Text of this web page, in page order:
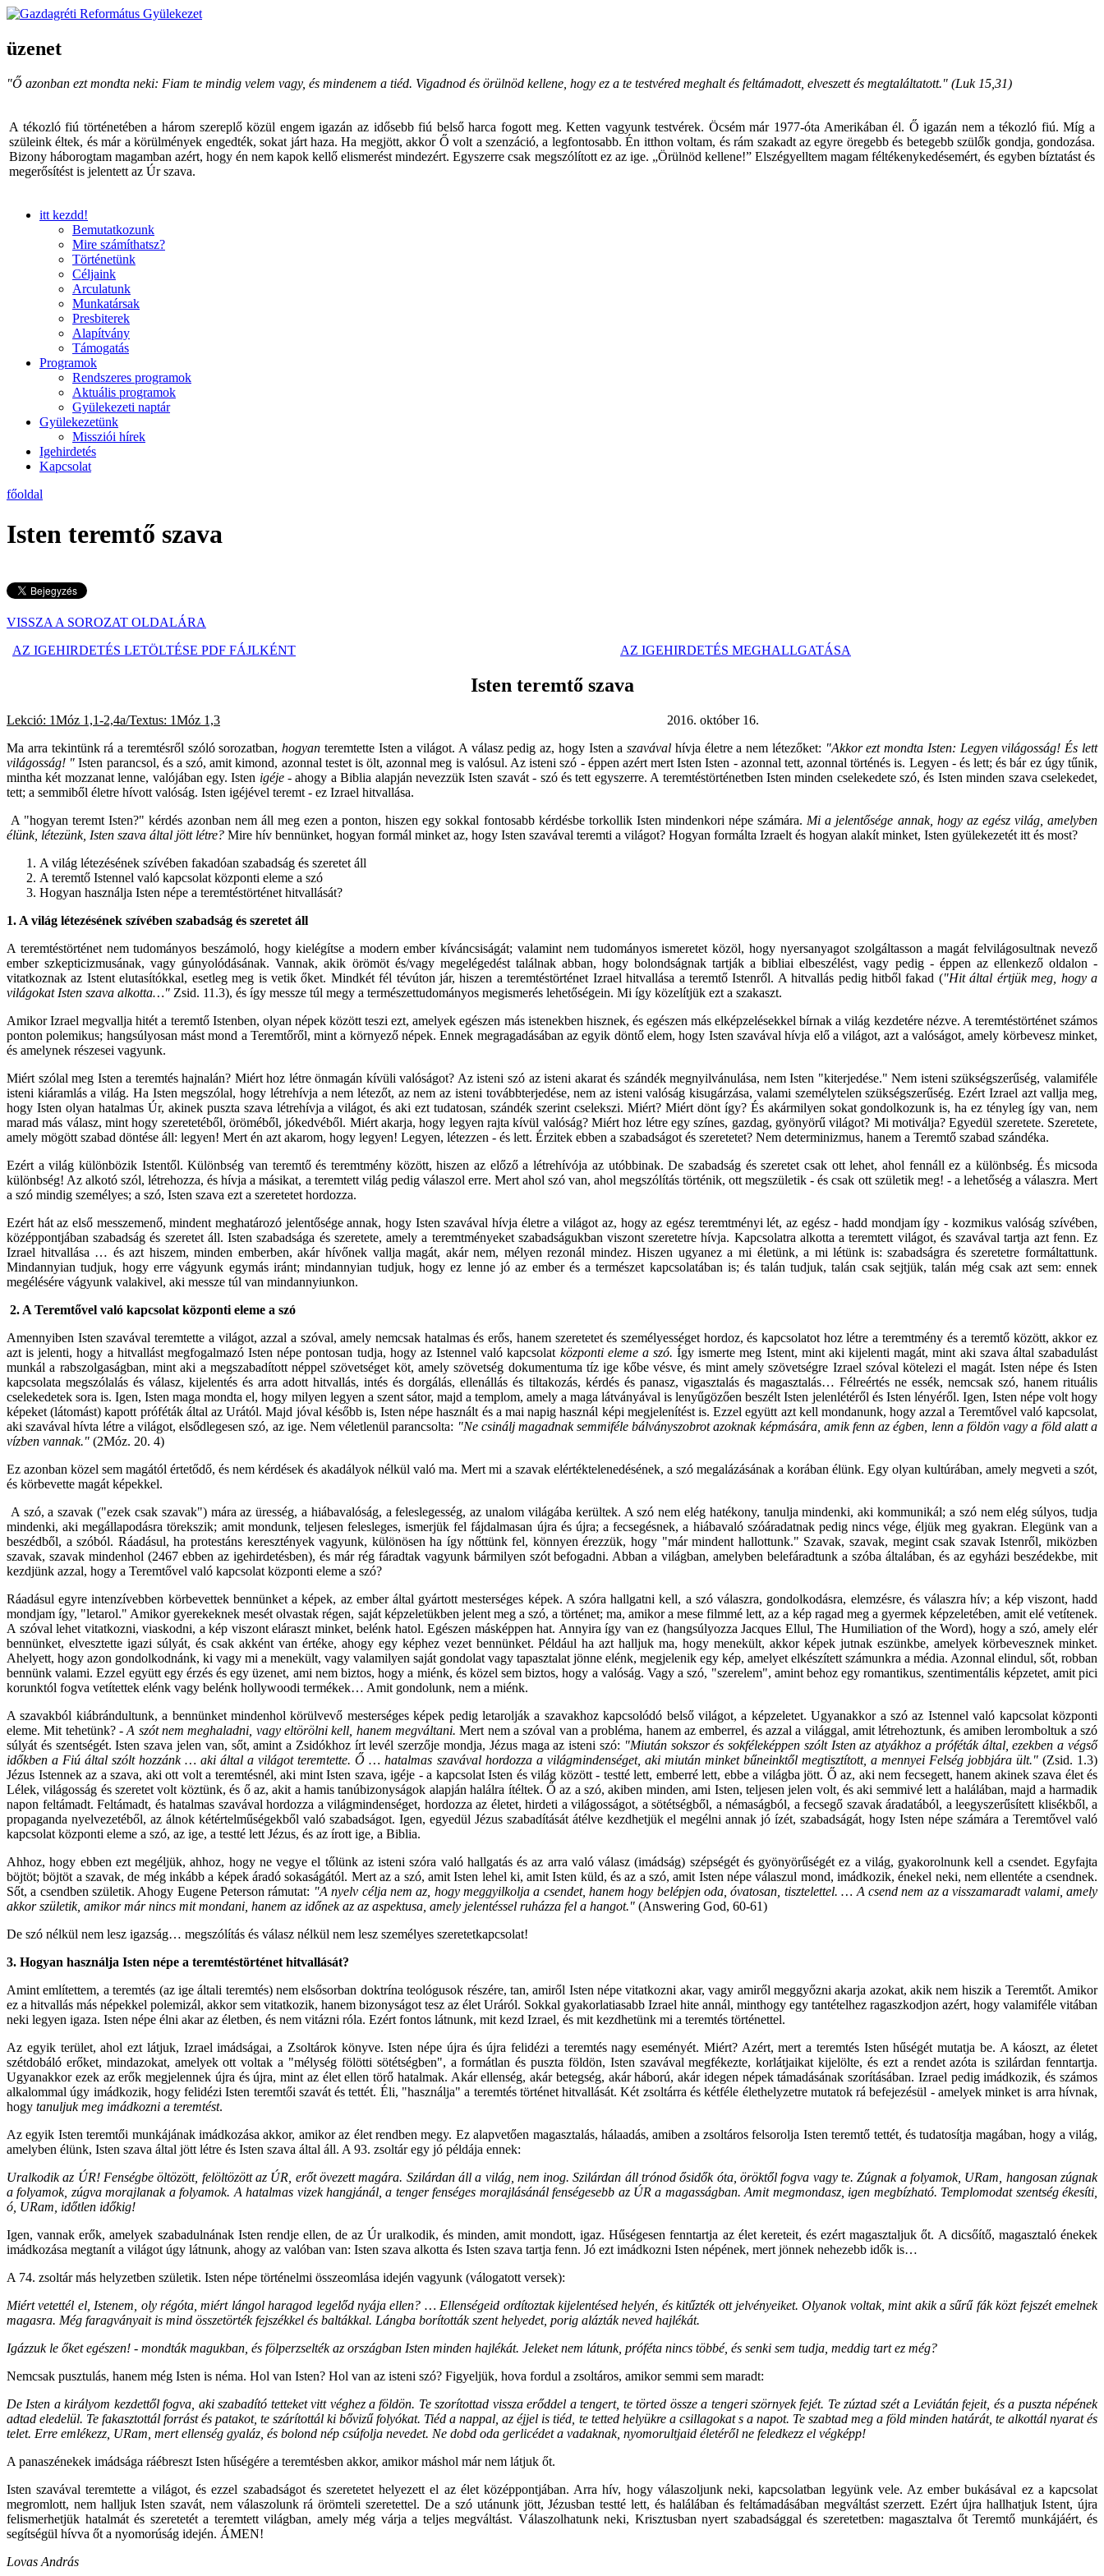
üzenet
"Ő azonban ezt mondta neki: Fiam te mindig velem vagy, és mindenem a tiéd. Vigadnod és örülnöd kellene, hogy ez a te testvéred meghalt és feltámadott, elveszett és megtaláltatott." (Luk 15,31)
A tékozló fiú történetében a három szereplő közül engem igazán az idősebb fiú belső harca fogott meg. Ketten vagyunk testvérek. Öcsém már 1977-óta Amerikában él. Ő igazán nem a tékozló fiú. Míg a
szüleink éltek, és már a körülmények engedték, sokat járt haza. Ha megjött, akkor Ő volt a szenzáció, a legfontosabb. Én itthon voltam, és rám szakadt az egyre öregebb és betegebb szülők gondja, gondozása.
Bizony háborogtam magamban azért, hogy én nem kapok kellő elismerést mindezért. Egyszerre csak megszólított ez az ige. „Örülnöd kellene!” Elszégyelltem magam féltékenykedésemért, és egyben bíztatást és
megerősítést is jelentett az Úr szava.
itt kezdd!
Bemutatkozunk
Mire számíthatsz?
Történetünk
Céljaink
Arculatunk
Munkatársak
Presbiterek
Alapítvány
Támogatás
Programok
Rendszeres programok
Aktuális programok
Gyülekezeti naptár
Gyülekezetünk
Missziói hírek
Igehirdetés
Kapcsolat
főoldal
Isten teremtő szava
VISSZA A SOROZAT OLDALÁRA
AZ IGEHIRDETÉS LETÖLTÉSE PDF FÁJLKÉNT
AZ IGEHIRDETÉS MEGHALLGATÁSA
Isten teremtő szava
Lekció: 1Móz 1,1-2,4a/Textus: 1Móz 1,3 2016. október 16.
Ma arra tekintünk rá a teremtésről szóló sorozatban,hogyan teremtette Isten a világot. A válasz pedig az, hogy Isten a szavával hívja életre a nem létezőket: "Akkor ezt mondta Isten: Legyen világosság! És lett
világosság! "Isten parancsol, és a szó, amit kimond, azonnal testet is ölt, azonnal meg is valósul. Az isteni szó - éppen azért mert Isten Isten - azonnal tett, azonnal történés is. Legyen - és lett; és bár ez úgy tűnik,
mintha két mozzanat lenne, valójában egy. Isten igéje- ahogy a Biblia alapján nevezzük Isten szavát - szó és tett egyszerre. A teremtéstörténetben Isten minden cselekedete szó, és Isten minden szava cselekedet,
tett; a semmiből életre hívott valóság. Isten igéjével teremt - ez Izrael hitvallása.
A "hogyan teremt Isten?" kérdés azonban nem áll meg ezen a ponton, hiszen egy sokkal fontosabb kérdésbe torkollik Isten mindenkori népe számára. Mi a jelentősége annak, hogy az egész világ, amelyben
élünk, létezünk, Isten szava által jött létre? Mire hív bennünket, hogyan formál minket az, hogy Isten szavával teremti a világot? Hogyan formálta Izraelt és hogyan alakít minket, Isten gyülekezetét itt és most?
A világ létezésének szívében fakadóan szabadság és szeretet áll
A teremtő Istennel való kapcsolat központi eleme a szó
Hogyan használja Isten népe a teremtéstörténet hitvallását?
1. A világ létezésének szívében szabadság és szeretet áll
A teremtéstörténet nem tudományos beszámoló, hogy kielégítse a modern ember kíváncsiságát; valamint nem tudományos ismeretet közöl, hogy nyersanyagot szolgáltasson a magát felvilágosultnak nevező
ember szkepticizmusának, vagy gúnyolódásának. Vannak, akik örömöt és/vagy megelégedést találnak abban, hogy bolondságnak tartják a bibliai elbeszélést, vagy pedig - éppen az ellenkező oldalon -
vitatkoznak az Istent elutasítókkal, esetleg meg is vetik őket. Mindkét fél tévúton jár, hiszen a teremtéstörténet Izrael hitvallása a teremtő Istenről. A hitvallás pedig hitből fakad ("Hit által értjük meg, hogy a
világokat Isten szava alkotta…" Zsid. 11.3), és így messze túl megy a természettudományos megismerés lehetőségein. Mi így közelítjük ezt a szakaszt.
Amikor Izrael megvallja hitét a teremtő Istenben, olyan népek között teszi ezt, amelyek egészen más istenekben hisznek, és egészen más elképzelésekkel bírnak a világ kezdetére nézve. A teremtéstörténet számos
ponton polemikus; hangsúlyosan mást mond a Teremtőről, mint a környező népek. Ennek megragadásában az egyik döntő elem, hogy Isten szavával hívja elő a világot, azt a valóságot, amely körbevesz minket,
és amelynek részesei vagyunk.
Miért szólal meg Isten a teremtés hajnalán? Miért hoz létre önmagán kívüli valóságot? Az isteni szó az isteni akarat és szándék megnyilvánulása, nem Isten "kiterjedése." Nem isteni szükségszerűség, valamiféle
isteni kiáramlás a világ. Ha Isten megszólal, hogy létrehívja a nem létezőt, az nem az isteni továbbterjedése, nem az isteni valóság kisugárzása, valami személytelen szükségszerűség. Ezért Izrael azt vallja meg,
hogy Isten olyan hatalmas Úr, akinek puszta szava létrehívja a világot, és aki ezt tudatosan, szándék szerint cselekszi. Miért? Miért dönt így? És akármilyen sokat gondolkozunk is, ha ez tényleg így van, nem
marad más válasz, mint hogy szeretetéből, öröméből, jókedvéből. Miért akarja, hogy legyen rajta kívül valóság? Miért hoz létre egy színes, gazdag, gyönyörű világot? Mi motiválja? Egyedül szeretete. Szeretete,
amely mögött szabad döntése áll: legyen! Mert én azt akarom, hogy legyen! Legyen, létezzen - és lett. Érzitek ebben a szabadságot és szeretetet? Nem determinizmus, hanem a Teremtő szabad szándéka.
Ezért a világ különbözik Istentől. Különbség van teremtő és teremtmény között, hiszen az előző a létrehívója az utóbbinak. De szabadság és szeretet csak ott lehet, ahol fennáll ez a különbség. És micsoda
különbség! Az alkotó szól, létrehozza, és hívja a másikat, a teremtett világ pedig válaszol erre. Mert ahol szó van, ahol megszólítás történik, ott megszületik - és csak ott születik meg! - a lehetőség a válaszra. Mert
a szó mindig személyes; a szó, Isten szava ezt a szeretetet hordozza.
Ezért hát az első messzemenő, mindent meghatározó jelentősége annak, hogy Isten szavával hívja életre a világot az, hogy az egész teremtményi lét, az egész - hadd mondjam így - kozmikus valóság szívében,
középpontjában szabadság és szeretet áll. Isten szabadsága és szeretete, amely a teremtményeket szabadságukban viszont szeretetre hívja. Kapcsolatra alkotta a teremtett világot, és szavával tartja azt fenn. Ez
Izrael hitvallása … és azt hiszem, minden emberben, akár hívőnek vallja magát, akár nem, mélyen rezonál mindez. Hiszen ugyanez a mi életünk, a mi létünk is: szabadságra és szeretetre formáltattunk.
Mindannyian tudjuk, hogy erre vágyunk egymás iránt; mindannyian tudjuk, hogy ez lenne jó az ember és a természet kapcsolatában is; és talán tudjuk, talán csak sejtjük, talán még csak azt sem: ennek
megélésére vágyunk valakivel, aki messze túl van mindannyiunkon.
2. A Teremtővel való kapcsolat központi eleme a szó
Amennyiben Isten szavával teremtette a világot, azzal a szóval, amely nemcsak hatalmas és erős, hanem szeretetet és személyességet hordoz, és kapcsolatot hoz létre a teremtmény és a teremtő között, akkor ez
azt is jelenti, hogy a hitvallást megfogalmazó Isten népe pontosan tudja, hogy az Istennel való kapcsolat központi eleme a szó. Így ismerte meg Istent, mint aki kijelenti magát, mint aki szava által szabadulást
munkál a rabszolgaságban, mint aki a megszabadított néppel szövetséget köt, amely szövetség dokumentuma tíz ige kőbe vésve, és mint amely szövetségre Izrael szóval kötelezi el magát. Isten népe és Isten
kapcsolata megszólalás és válasz, kijelentés és arra adott hitvallás, intés és dorgálás, ellenállás és tiltakozás, kérdés és panasz, vigasztalás és magasztalás… Félreértés ne essék, nemcsak szó, hanem rituális
cselekedetek sora is. Igen, Isten maga mondta el, hogy milyen legyen a szent sátor, majd a templom, amely a maga látványával is lenyűgözően beszélt Isten jelenlétéről és Isten lényéről. Igen, Isten népe volt hogy
képeket (látomást) kapott próféták által az Urától. Majd jóval később is, Isten népe használt és a mai napig használ képi megjelenítést is. Ezzel együtt azt kell mondanunk, hogy azzal a Teremtővel való kapcsolat,
aki szavával hívta létre a világot, elsődlegesen szó, az ige. Nem véletlenül parancsolta: "Ne csinálj magadnak semmiféle bálványszobrot azoknak képmására, amik fenn az égben, lenn a földön vagy a föld alatt a
vízben vannak." (2Móz. 20. 4)
Ez azonban közel sem magától értetődő, és nem kérdések és akadályok nélkül való ma. Mert mi a szavak elértéktelenedésének, a szó megalázásának a korában élünk. Egy olyan kultúrában, amely megveti a szót,
és körbevette magát képekkel.
A szó, a szavak ("ezek csak szavak") mára az üresség, a hiábavalóság, a feleslegesség, az unalom világába kerültek. A szó nem elég hatékony, tanulja mindenki, aki kommunikál; a szó nem elég súlyos, tudja
mindenki, aki megállapodásra törekszik; amit mondunk, teljesen felesleges, ismerjük fel fájdalmasan újra és újra; a fecsegésnek, a hiábavaló szóáradatnak pedig nincs vége, éljük meg gyakran. Elegünk van a
beszédből, a szóból. Ráadásul, ha protestáns keresztények vagyunk, különösen ha így nőttünk fel, könnyen érezzük, hogy "már mindent hallottunk." Szavak, szavak, megint csak szavak Istenről, miközben
szavak, szavak mindenhol (2467 ebben az igehirdetésben), és már rég fáradtak vagyunk bármilyen szót befogadni. Abban a világban, amelyben belefáradtunk a szóba általában, és az egyházi beszédekbe, mit
kezdjünk azzal, hogy a Teremtővel való kapcsolat központi eleme a szó?
Ráadásul egyre intenzívebben körbevettek bennünket a képek, az ember által gyártott mesterséges képek. A szóra hallgatni kell, a szó válaszra, gondolkodásra, elemzésre, és válaszra hív; a kép viszont, hadd
mondjam így, "letarol." Amikor gyerekeknek mesét olvastak régen, saját képzeletükben jelent meg a szó, a történet; ma, amikor a mese filmmé lett, az a kép ragad meg a gyermek képzeletében, amit elé vetítenek.
A szóval lehet vitatkozni, viaskodni, a kép viszont eláraszt minket, belénk hatol. Egészen másképpen hat. Annyira így van ez (hangsúlyozza Jacques Ellul, The Humiliation of the Word), hogy a szó, amely elér
bennünket, elvesztette igazi súlyát, és csak akként van értéke, ahogy egy képhez vezet bennünket. Például ha azt halljuk ma, hogy menekült, akkor képek jutnak eszünkbe, amelyek körbevesznek minket.
Ahelyett, hogy azon gondolkodnánk, ki vagy mi a menekült, vagy valamilyen saját gondolat vagy tapasztalat jönne elénk, megjelenik egy kép, amelyet elkészített számunkra a média. Azonnal elindul, sőt, robban
bennünk valami. Ezzel együtt egy érzés és egy üzenet, ami nem biztos, hogy a miénk, és közel sem biztos, hogy a valóság. Vagy a szó, "szerelem", amint behoz egy romantikus, szentimentális képzetet, amit pici
korunktól fogva vetítettek elénk vagy belénk hollywoodi termékek… Amit gondolunk, nem a miénk.
A szavakból kiábrándultunk, a bennünket mindenhol körülvevő mesterséges képek pedig letarolják a szavakhoz kapcsolódó belső világot, a képzeletet. Ugyanakkor a szó az Istennel való kapcsolat központi
eleme. Mit tehetünk? - A szót nem meghaladni, vagy eltörölni kell, hanem megváltani.Mert nem a szóval van a probléma, hanem az emberrel, és azzal a világgal, amit létrehoztunk, és amiben leromboltuk a szó
súlyát és szentségét. Isten szava jelen van, sőt, amint a Zsidókhoz írt levél szerzője mondja, Jézus maga az isteni szó: "Miután sokszor és sokféleképpen szólt Isten az atyákhoz a próféták által, ezekben a végső
időkben a Fiú által szólt hozzánk … aki által a világot teremtette. Ő … hatalmas szavával hordozza a világmindenséget, aki miután minket bűneinktől megtisztított, a mennyei Felség jobbjára ült."(Zsid. 1.3)
Jézus Istennek az a szava, aki ott volt a teremtésnél, aki mint Isten szava, igéje - a kapcsolat Isten és világ között - testté lett, emberré lett, ebbe a világba jött. Ő az, aki nem fecsegett, hanem akinek szava élet és
Lélek, világosság és szeretet volt köztünk, és ő az, akit a hamis tanúbizonyságok alapján halálra ítéltek. Ő az a szó, akiben minden, ami Isten, teljesen jelen volt, és aki semmivé lett a halálában, majd a harmadik
napon feltámadt. Feltámadt, és hatalmas szavával hordozza a világmindenséget, hordozza az életet, hirdeti a világosságot, a sötétségből, a némaságból, a fecsegő szavak áradatából, a leegyszerűsített klisékből, a
propaganda nyelvezetéből, az álnok kétértelműségekből való szabadságot. Igen, egyedül Jézus szabadítását átélve kezdhetjük el megélni annak jó ízét, szabadságát, hogy Isten népe számára a Teremtővel való
kapcsolat központi eleme a szó, az ige, a testté lett Jézus, és az írott ige, a Biblia.
Ahhoz, hogy ebben ezt megéljük, ahhoz, hogy ne vegye el tőlünk az isteni szóra való hallgatás és az arra való válasz (imádság) szépségét és gyönyörűségét ez a világ, gyakorolnunk kell a csendet. Egyfajta
böjtöt; böjtöt a szavak, de még inkább a képek áradó sokaságától. Mert az a szó, amit Isten lehel ki, amit Isten küld, és az a szó, amit Isten népe válaszul mond, imádkozik, énekel neki, nem ellentéte a csendnek.
Sőt, a csendben születik. Ahogy Eugene Peterson rámutat: "A nyelv célja nem az, hogy meggyilkolja a csendet, hanem hogy belépjen oda, óvatosan, tisztelettel. … A csend nem az a visszamaradt valami, amely
akkor születik, amikor már nincs mit mondani, hanem az időnek az az aspektusa, amely jelentéssel ruházza fel a hangot." (Answering God, 60-61)
De szó nélkül nem lesz igazság… megszólítás és válasz nélkül nem lesz személyes szeretetkapcsolat!
3. Hogyan használja Isten népe a teremtéstörténet hitvallását?
Amint említettem, a teremtés (az ige általi teremtés) nem elsősorban doktrína teológusok részére, tan, amiről Isten népe vitatkozni akar, vagy amiről meggyőzni akarja azokat, akik nem hiszik a Teremtőt. Amikor
ez a hitvallás más népekkel polemizál, akkor sem vitatkozik, hanem bizonyságot tesz az élet Uráról. Sokkal gyakorlatiasabb Izrael hite annál, minthogy egy tantételhez ragaszkodjon azért, hogy valamiféle vitában
neki legyen igaza. Isten népe élni akar az életben, és nem vitázni róla. Ezért fontos látnunk, mit kezd Izrael, és mit kezdhetünk mi a teremtés történettel.
Az egyik terület, ahol ezt látjuk, Izrael imádságai, a Zsoltárok könyve. Isten népe újra és újra felidézi a teremtés nagy eseményét. Miért? Azért, mert a teremtés Isten hűségét mutatja be. A káoszt, az életet
szétdobáló erőket, mindazokat, amelyek ott voltak a "mélység fölötti sötétségben", a formátlan és puszta földön, Isten szavával megfékezte, korlátjaikat kijelölte, és ezt a rendet azóta is szilárdan fenntartja.
Ugyanakkor ezek az erők megjelennek újra és újra, mint az élet ellen törő hatalmak. Akár ellenség, akár betegség, akár háború, akár idegen népek támadásának szorításában. Izrael pedig imádkozik, és számos
alkalommal úgy imádkozik, hogy felidézi Isten teremtői szavát és tettét. Éli, "használja" a teremtés történet hitvallását. Két zsoltárra és kétféle élethelyzetre mutatok rá befejezésül - amelyek minket is arra hívnak,
hogy tanuljuk meg imádkozni a teremtést.
Az egyik Isten teremtői munkájának imádkozása akkor, amikor az élet rendben megy. Ez alapvetően magasztalás, hálaadás, amiben a zsoltáros felsorolja Isten teremtő tettét, és tudatosítja magában, hogy a világ,
amelyben élünk, Isten szava által jött létre és Isten szava által áll. A 93. zsoltár egy jó példája ennek:
Uralkodik az ÚR! Fenségbe öltözött, felöltözött az ÚR, erőt övezett magára. Szilárdan áll a világ, nem inog. Szilárdan áll trónod ősidők óta, öröktől fogva vagy te. Zúgnak a folyamok, URam, hangosan zúgnak
a folyamok, zúgva morajlanak a folyamok. A hatalmas vizek hangjánál, a tenger fenséges morajlásánál fenségesebb az ÚR a magasságban. Amit megmondasz, igen megbízható. Templomodat szentség ékesíti,
ó, URam, időtlen időkig!
Igen, vannak erők, amelyek szabadulnának Isten rendje ellen, de az Úr uralkodik, és minden, amit mondott, igaz. Hűségesen fenntartja az élet kereteit, és ezért magasztaljuk őt. A dicsőítő, magasztaló énekek
imádkozása megtanít a világot úgy látnunk, ahogy az valóban van: Isten szava alkotta és Isten szava tartja fenn. Jó ezt imádkozni Isten népének, mert jönnek nehezebb idők is…
A 74. zsoltár más helyzetben születik. Isten népe történelmi összeomlása idején vagyunk (válogatott versek):
Miért vetettél el, Istenem, oly régóta, miért lángol haragod legelőd nyája ellen? … Ellenségeid ordítoztak kijelentésed helyén, és kitűzték ott jelvényeiket. Olyanok voltak, mint akik a sűrű fák közt fejszét emelnek
magasra. Még faragványait is mind összetörték fejszékkel és baltákkal. Lángba borították szent helyedet, porig alázták neved hajlékát.
Igázzuk le őket egészen! - mondták magukban, és fölperzselték az országban Isten minden hajlékát. Jeleket nem látunk, próféta nincs többé, és senki sem tudja, meddig tart ez még?
Nemcsak pusztulás, hanem még Isten is néma. Hol van Isten? Hol van az isteni szó? Figyeljük, hova fordul a zsoltáros, amikor semmi sem maradt:
De Isten a királyom kezdettől fogva, aki szabadító tetteket vitt véghez a földön. Te szorítottad vissza erőddel a tengert, te törted össze a tengeri szörnyek fejét. Te zúztad szét a Leviátán fejeit, és a puszta népének
adtad eledelül. Te fakasztottál forrást és patakot, te szárítottál ki bővizű folyókat. Tiéd a nappal, az éjjel is tiéd, te tetted helyükre a csillagokat s a napot. Te szabtad meg a föld minden határát, te alkottál nyarat és
telet. Erre emlékezz, URam, mert ellenség gyaláz, és bolond nép csúfolja nevedet. Ne dobd oda gerlicédet a vadaknak, nyomorultjaid életéről ne feledkezz el végképp!
A panaszénekek imádsága ráébreszt Isten hűségére a teremtésben akkor, amikor máshol már nem látjuk őt.
Isten szavával teremtette a világot, és ezzel szabadságot és szeretetet helyezett el az élet középpontjában. Arra hív, hogy válaszoljunk neki, kapcsolatban legyünk vele. Az ember bukásával ez a kapcsolat
megromlott, nem halljuk Isten szavát, nem válaszolunk rá örömteli szeretettel. De a szó utánunk jött, Jézusban testté lett, és halálában és feltámadásában megváltást szerzett. Ezért újra hallhatjuk Istent, újra
felismerhetjük hatalmát és szeretetét a teremtett világban, amely még várja a teljes megváltást. Válaszolhatunk neki, Krisztusban nyert szabadsággal és szeretetben: magasztalva őt Teremtő munkájáért, és
segítségül hívva őt a nyomorúság idején. ÁMEN!
Lovas András